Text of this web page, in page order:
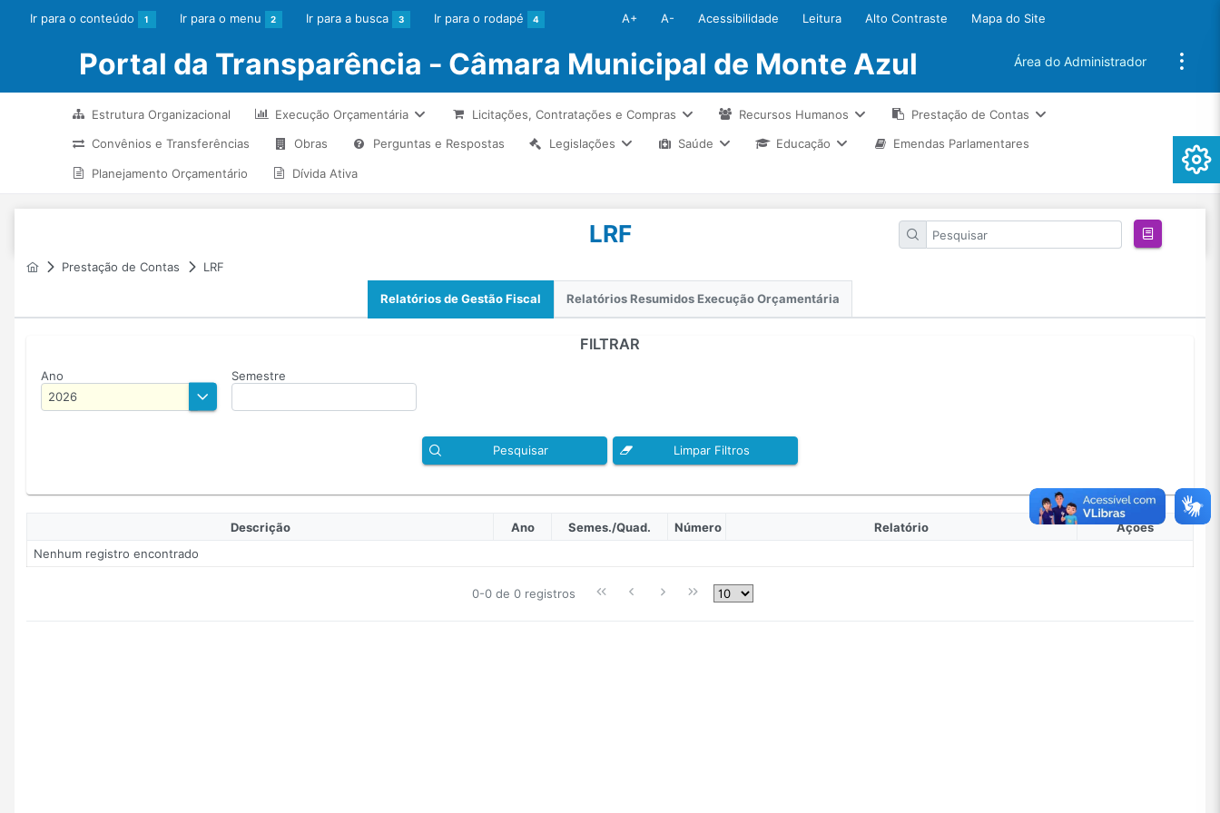
Ir para o conteúdo 1 Ir para o menu 2 Ir para a busca 3 Ir para o rodapé 4 A+ A- Acessibilidade Leitura Alto Contraste Mapa do Site
Portal da Transparência - Câmara Municipal de Monte Azul Área do Administrador
Estrutura Organizacional Execução Orçamentária Licitações, Contratações e Compras Recursos Humanos Prestação de Contas
Convênios e Transferências Obras Perguntas e Respostas Legislações Saúde Educação Emendas Parlamentares
Planejamento Orçamentário Dívida Ativa
LRF
Prestação de Contas LRF
Relatórios de Gestão Fiscal Relatórios Resumidos Execução Orçamentária
FILTRAR
Ano Semestre
Pesquisar Limpar Filtros
Descrição Ano Semes./Quad. Número Relatório
Ações
Nenhum registro encontrado
0-0 de 0 registros